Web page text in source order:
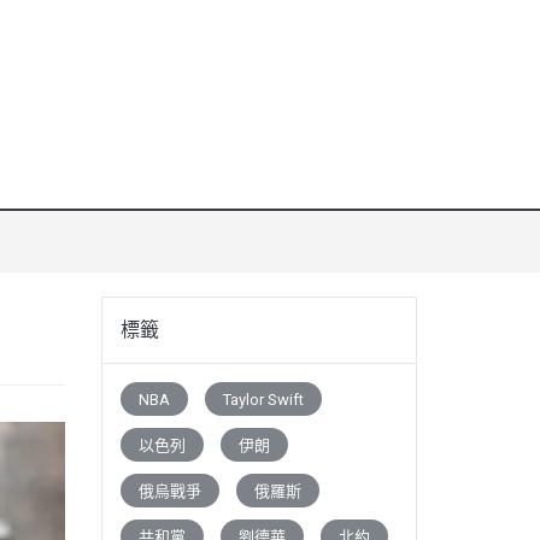
標籤
NBA Taylor Swift
以色列 伊朗
俄烏戰爭 俄羅斯